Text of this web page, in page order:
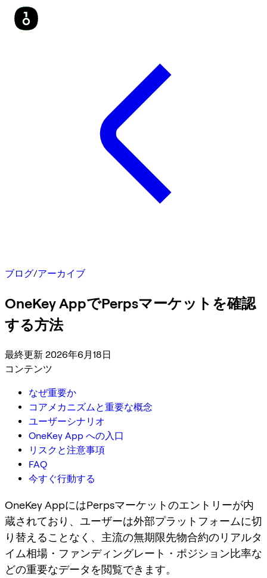
ブログ/アーカイブ
OneKey AppでPerpsマーケットを確認
する方法
最終更新 2026年6月18日
コンテンツ
なぜ重要か
コアメカニズムと重要な概念
ユーザーシナリオ
OneKey App への入口
リスクと注意事項
FAQ
今すぐ行動する
OneKey AppにはPerpsマーケットのエントリーが内
蔵されており、ユーザーは外部プラットフォームに切
り替えることなく、主流の無期限先物合約のリアルタ
イム相場・ファンディングレート・ポジション比率な
どの重要なデータを閲覧できます。